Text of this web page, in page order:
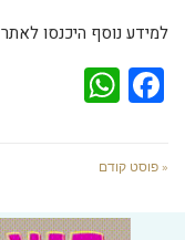
למידע נוסף היכנסו לאתר
Facebook
« פוסט קודם